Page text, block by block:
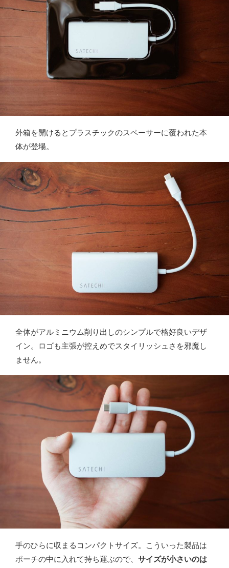
外箱を開けるとプラスチックのスペーサーに覆われた本
体が登場。
全体がアルミニウム削り出しのシンプルで格好良いデザ
イン。ロゴも主張が控えめでスタイリッシュさを邪魔し
ません。
手のひらに収まるコンパクトサイズ。こういった製品は
ポーチの中に入れて持ち運ぶので、 サイズが小さいのは